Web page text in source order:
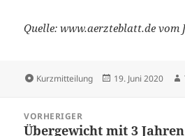
Quelle: www.aerzteblatt.de vom
Format
Kurzmitteilung
Veröffentlicht
19. Juni 2020
VORHERIGER
Vorheriger
Übergewicht mit 3